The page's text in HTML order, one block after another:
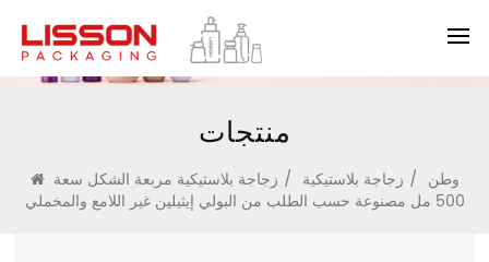
منتجات
وطن / زجاجة بلاستيكية / زجاجة بلاستيكية مربعة الشكل سعة
500 مل مصنوعة حسب الطلب من البولي إيثيلين غير اللامع والمخملي